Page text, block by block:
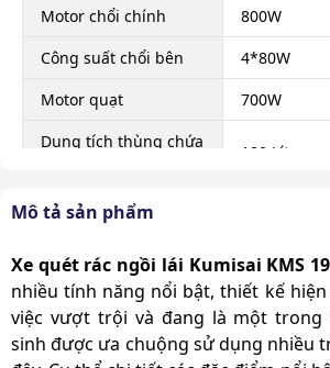
Mô tả sản phẩm
Xe quét rác ngồi lái Kumisai KMS
nhiều tính năng nổi bật, thiết kế
việc vượt trội và đang là một
sinh được ưa chuộng sử dụng nhiều
Motor chổi chính
800W
Công suất chổi bên
4*80W
Motor quạt
700W
Dung tích thùng chứa
180 Lít
Dung tích thùng chứa
Bán kính vòng quay
1200 mm
Thời gian làm việc
liên tục
3 - 5h